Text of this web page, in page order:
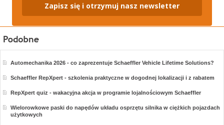
Zapisz się i otrzymuj nasz newsletter
Automechanika 2026 - co zaprezentuje Schaeffler Vehicle Lifetime Solutions?
Schaeffler RepXpert - szkolenia praktyczne w dogodnej lokalizacji i z rabatem
RepXpert quiz - wakacyjna akcja w programie lojalnościowym Schaeffler
Wielorowkowe paski do napędów układu osprzętu silnika w ciężkich pojazdach
użytkowych